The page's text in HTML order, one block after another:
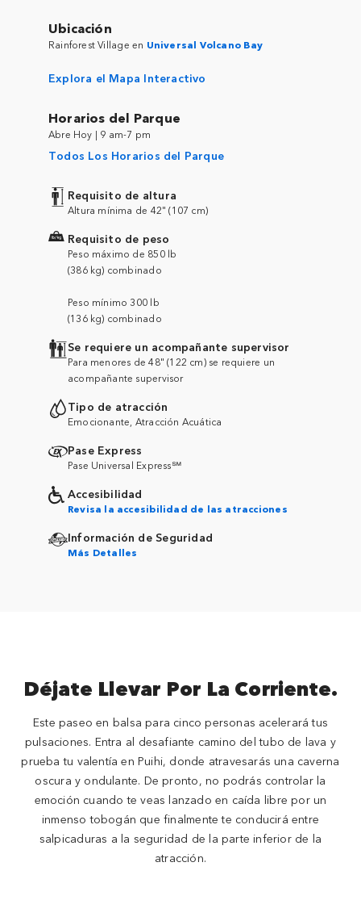
Ubicación
Rainforest Village en Universal Volcano Bay
Explora el Mapa Interactivo
Horarios del Parque
Abre Hoy | 9 am-7 pm
Todos Los Horarios del Parque
Requisito de altura
Altura mínima de 42" (107 cm)
Requisito de peso
Peso máximo de 850 lb
(386 kg) combinado
Peso mínimo 300 lb
(136 kg) combinado
Se requiere un acompañante supervisor
Para menores de 48" (122 cm) se requiere un
acompañante supervisor
Tipo de atracción
Emocionante, Atracción Acuática
Pase Express
Pase Universal Express℠
Accesibilidad
Revisa la accesibilidad de las atracciones
Información de Seguridad
Más Detalles
Déjate Llevar Por La Corriente.
Este paseo en balsa para cinco personas acelerará tus
pulsaciones. Entra al desafiante camino del tubo de lava y
prueba tu valentía en Puihi, donde atravesarás una caverna
oscura y ondulante. De pronto, no podrás controlar la
emoción cuando te veas lanzado en caída libre por un
inmenso tobogán que finalmente te conducirá entre
salpicaduras a la seguridad de la parte inferior de la
atracción.